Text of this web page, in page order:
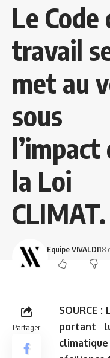
Le Code
travail
met au
sous
l’impact
la Loi
CLIMAT.
Equipe VIVALDI18
Partager
SOURCE :
portant